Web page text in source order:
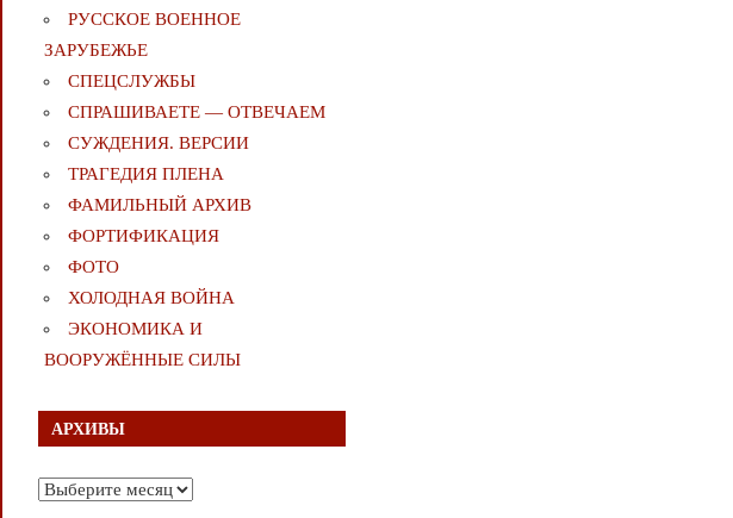
РУССКОЕ ВОЕННОЕ
ЗАРУБЕЖЬЕ
СПЕЦСЛУЖБЫ
СПРАШИВАЕТЕ — ОТВЕЧАЕМ
СУЖДЕНИЯ. ВЕРСИИ
ТРАГЕДИЯ ПЛЕНА
ФАМИЛЬНЫЙ АРХИВ
ФОРТИФИКАЦИЯ
ФОТО
ХОЛОДНАЯ ВОЙНА
ЭКОНОМИКА И
ВООРУЖЁННЫЕ СИЛЫ
АРХИВЫ
Архивы